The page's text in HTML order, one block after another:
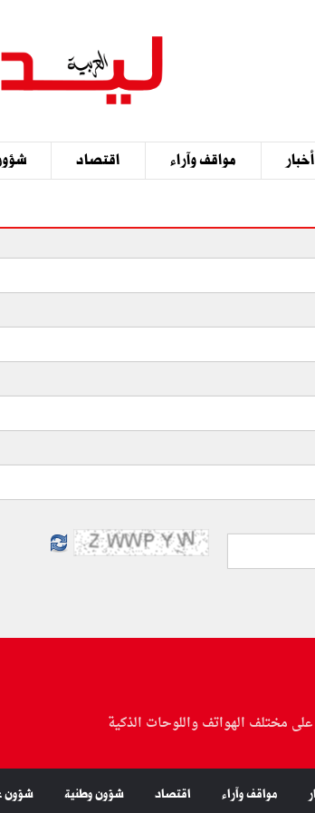
أخبار مواقف وآراء اقتصاد
مختلف الهواتف واللوحات الذكية
مواقف وآراء اقتصاد شؤون وطنية شؤون